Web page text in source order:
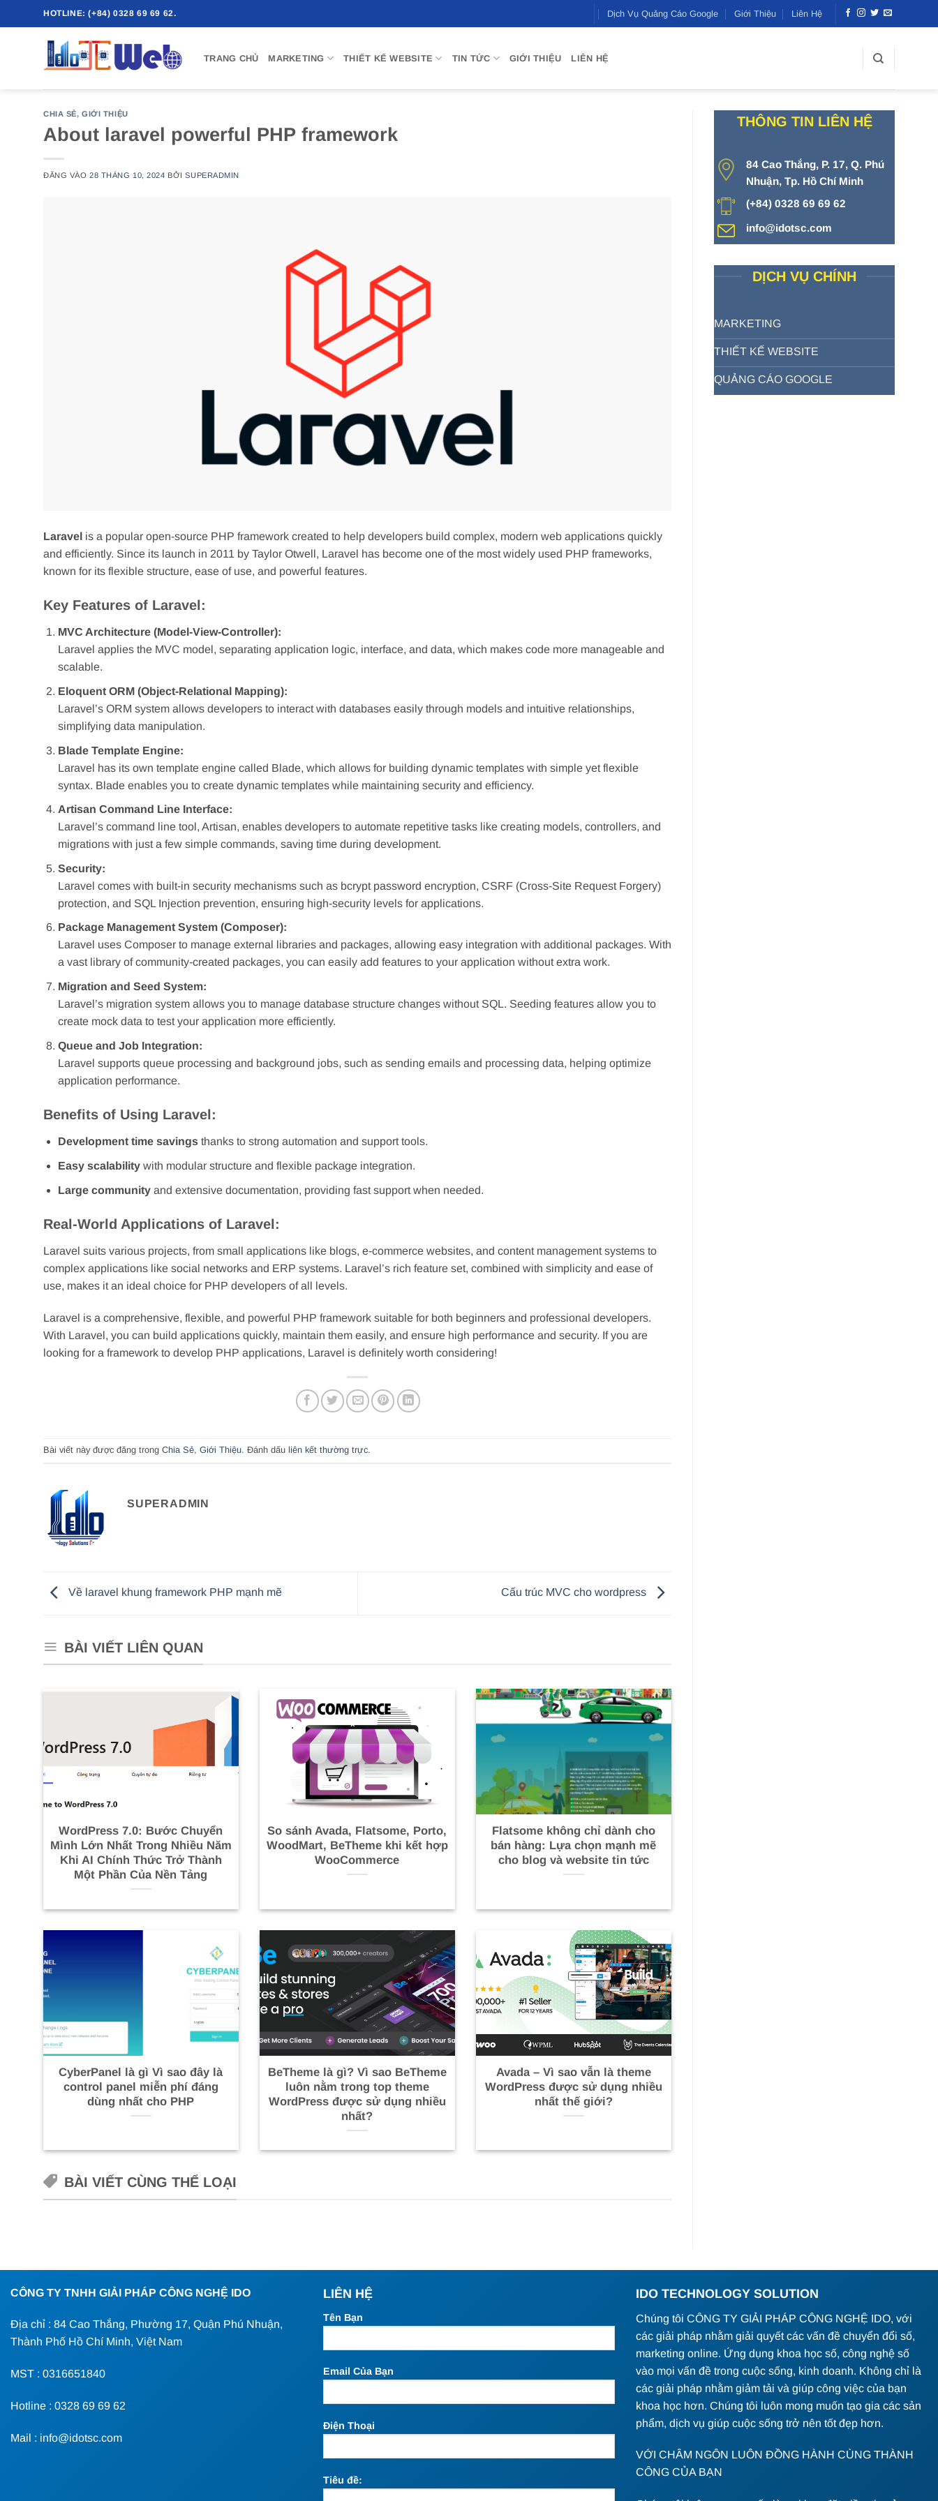
qua
HOTLINE: (+84) 0328 69 69 62. Dịch Vụ Quảng Cáo Google Giới Thiệu Liên Hệ
TRANG CHỦ MARKETING THIẾT KẾ WEBSITE TIN TỨC GIỚI THIỆU LIÊN HỆ
CHIA SẺ,GIỚI THIỆU
About laravel powerful PHP framework
ĐĂNG VÀO28 THÁNG 10, 2024 BỞISUPERADMIN
Laravel is a popular open-source PHP framework created to help developers build complex, modern web applications quickly
and efficiently. Since its launch in 2011 by Taylor Otwell, Laravel has become one of the most widely used PHP frameworks,
known for its flexible structure, ease of use, and powerful features.
Key Features of Laravel:
MVC Architecture (Model-View-Controller):
Laravel applies the MVC model, separating application logic, interface, and data, which makes code more manageable and
scalable.
Eloquent ORM (Object-Relational Mapping):
Laravel’s ORM system allows developers to interact with databases easily through models and intuitive relationships,
simplifying data manipulation.
Blade Template Engine:
Laravel has its own template engine called Blade, which allows for building dynamic templates with simple yet flexible
syntax. Blade enables you to create dynamic templates while maintaining security and efficiency.
Artisan Command Line Interface:
Laravel’s command line tool, Artisan, enables developers to automate repetitive tasks like creating models, controllers, and
migrations with just a few simple commands, saving time during development.
Security:
Laravel comes with built-in security mechanisms such as bcrypt password encryption, CSRF (Cross-Site Request Forgery)
protection, and SQL Injection prevention, ensuring high-security levels for applications.
Package Management System (Composer):
Laravel uses Composer to manage external libraries and packages, allowing easy integration with additional packages. With
a vast library of community-created packages, you can easily add features to your application without extra work.
Migration and Seed System:
Laravel’s migration system allows you to manage database structure changes without SQL. Seeding features allow you to
create mock data to test your application more efficiently.
Queue and Job Integration:
Laravel supports queue processing and background jobs, such as sending emails and processing data, helping optimize
application performance.
Benefits of Using Laravel:
Development time savingsthanks to strong automation and support tools.
Easy scalabilitywith modular structure and flexible package integration.
Large communityand extensive documentation, providing fast support when needed.
Real-World Applications of Laravel:
Laravel suits various projects, from small applications like blogs, e-commerce websites, and content management systems to
complex applications like social networks and ERP systems. Laravel’s rich feature set, combined with simplicity and ease of
use, makes it an ideal choice for PHP developers of all levels.
Laravel is a comprehensive, flexible, and powerful PHP framework suitable for both beginners and professional developers.
With Laravel, you can build applications quickly, maintain them easily, and ensure high performance and security. If you are
looking for a framework to develop PHP applications, Laravel is definitely worth considering!
Bài viết này được đăng trong Chia Sẻ, Giới Thiệu. Đánh dấu liên kết thường trực.
SUPERADMIN
Về laravel khung framework PHP mạnh mẽ Cấu trúc MVC cho wordpress
BÀI VIẾT LIÊN QUAN
WordPress 7.0: Bước Chuyển
Mình Lớn Nhất Trong Nhiều Năm
Khi AI Chính Thức Trở Thành
Một Phần Của Nền Tảng
So sánh Avada, Flatsome, Porto,
WoodMart, BeTheme khi kết hợp
WooCommerce
Flatsome không chỉ dành cho
bán hàng: Lựa chọn mạnh mẽ
cho blog và website tin tức
CyberPanel là gì Vì sao đây là
control panel miễn phí đáng
dùng nhất cho PHP
BeTheme là gì? Vì sao BeTheme
luôn nằm trong top theme
WordPress được sử dụng nhiều
nhất?
Avada – Vì sao vẫn là theme
WordPress được sử dụng nhiều
nhất thế giới?
BÀI VIẾT CÙNG THỂ LOẠI
THÔNG TIN LIÊN HỆ
84 Cao Thắng, P. 17, Q. Phú
Nhuận, Tp. Hồ Chí Minh
(+84) 0328 69 69 62
info@idotsc.com
DỊCH VỤ CHÍNH
MARKETING
THIẾT KẾ WEBSITE
QUẢNG CÁO GOOGLE
CÔNG TY TNHH GIẢI PHÁP CÔNG NGHỆ IDO
Địa chỉ : 84 Cao Thắng, Phường 17, Quận Phú Nhuận,
Thành Phố Hồ Chí Minh, Việt Nam
MST : 0316651840
Hotline : 0328 69 69 62
Mail : info@idotsc.com
LIÊN HỆ
Tên Bạn
Email Của Bạn
Điện Thoại
Tiêu đề:
IDO TECHNOLOGY SOLUTION
Chúng tôi CÔNG TY GIẢI PHÁP CÔNG NGHỆ IDO, với
các giải pháp nhằm giải quyết các vấn đề chuyển đổi số,
marketing online. Ứng dụng khoa học số, công nghệ số
vào mọi vấn đề trong cuộc sống, kinh doanh. Không chỉ là
các giải pháp nhằm giảm tải và giúp công việc của bạn
khoa học hơn. Chúng tôi luôn mong muốn tạo gia các sản
phẩm, dịch vụ giúp cuộc sống trở nên tốt đẹp hơn.
VỚI CHÂM NGÔN LUÔN ĐỒNG HÀNH CÙNG THÀNH
CÔNG CỦA BẠN